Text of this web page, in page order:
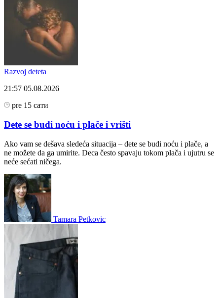
Razvoj deteta
21:57 05.08.2026
pre 15 сати
Dete se budi noću i plače i vrišti
Ako vam se dešava sledeća situacija – dete se budi noću i plače, a
ne možete da ga umirite. Deca često spavaju tokom plača i ujutru se
neće sećati ničega.
Tamara Petkovic